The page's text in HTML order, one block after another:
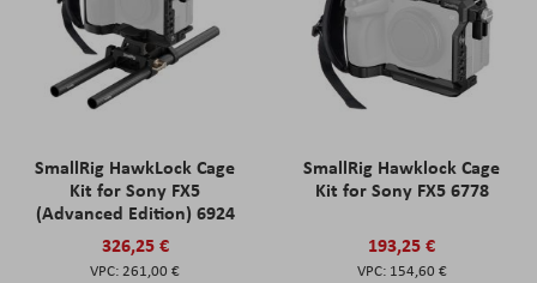
SmallRig HawkLock Cage
Kit for Sony FX5
(Advanced Edition) 6924
326,25 €
261,00 €
SmallRig Hawklock Cage
Kit for Sony FX5 6778
193,25 €
154,60 €